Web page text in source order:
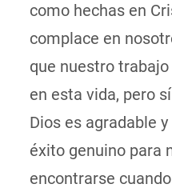
como hechas en
complace en
que nuestro
en esta vida, pero
Dios es agradable
éxito genuino para
encontrarse